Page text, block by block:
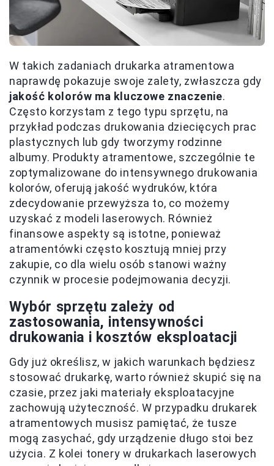
W takich zadaniach drukarka atramentowa
naprawdę pokazuje swoje zalety, zwłaszcza gdy
jakość kolorów ma kluczowe znaczenie.
Często korzystam z tego typu sprzętu, na
przykład podczas drukowania dziecięcych prac
plastycznych lub gdy tworzymy rodzinne
albumy. Produkty atramentowe, szczególnie te
zoptymalizowane do intensywnego drukowania
kolorów, oferują jakość wydruków, która
zdecydowanie przewyższa to, co możemy
uzyskać z modeli laserowych. Również
finansowe aspekty są istotne, ponieważ
atramentówki często kosztują mniej przy
zakupie, co dla wielu osób stanowi ważny
czynnik w procesie podejmowania decyzji.
Wybór sprzętu zależy od
zastosowania, intensywności
drukowania i kosztów eksploatacji
Gdy już określisz, w jakich warunkach będziesz
stosować drukarkę, warto również skupić się na
czasie, przez jaki materiały eksploatacyjne
zachowują użyteczność. W przypadku drukarek
atramentowych musisz pamiętać, że tusze
mogą zasychać, gdy urządzenie długo stoi bez
użycia. Z kolei tonery w drukarkach laserowych